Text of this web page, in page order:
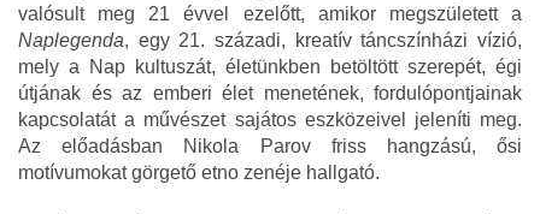
valósult meg 21 évvel ezelőtt, amikor megszületett a
Naplegenda, egy 21. századi, kreatív táncszínházi vízió,
mely a Nap kultuszát, életünkben betöltött szerepét, égi
útjának és az emberi élet menetének, fordulópontjainak
kapcsolatát a művészet sajátos eszközeivel jeleníti meg.
Az előadásban Nikola Parov friss hangzású, ősi
motívumokat görgető etno zenéje hallgató.